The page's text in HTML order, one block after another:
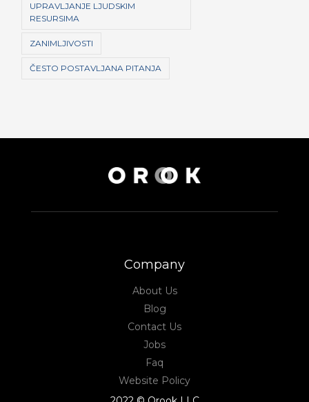
UPRAVLJANJE LJUDSKIM
RESURSIMA
ZANIMLJIVOSTI
ČESTO POSTAVLJANA PITANJA
Company
About Us
Blog
Contact Us
Jobs
Faq
Website Policy